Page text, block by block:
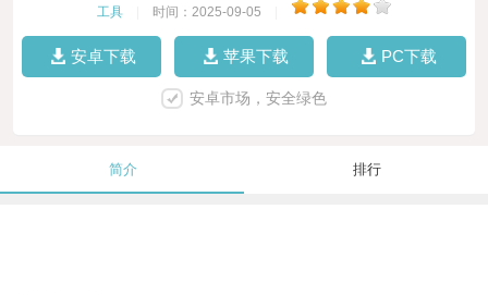
工具 时间：2025-09-05
安卓下载 苹果下载 PC下载
安卓市场，安全绿色
简介 排行